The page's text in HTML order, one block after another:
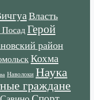
Власть
Посад Герой
район
Кохма
Наволоки Наука
граждане